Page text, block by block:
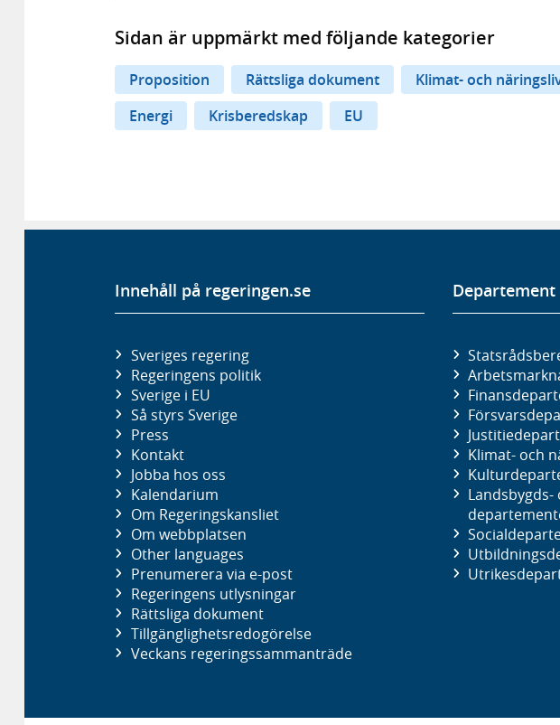
Sidan är uppmärkt med följande kategorier
Proposition Rättsliga dokument
Klimat- och
Energi
Krisberedskap EU
Innehåll på regeringen.se
Sveriges regering
Regeringens politik
Sverige i EU
Så styrs Sverige
Press
Kontakt
Jobba hos oss
Kalendarium
Om Regeringskansliet
Om webbplatsen
Other languages
Prenumerera via e-post
Regeringens utlysningar
Rättsliga dokument
Tillgänglighetsredogörelse
Veckans regeringssammanträde
Departement
Klimat- och